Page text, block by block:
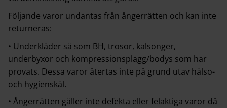
Följande varor undantas från ångerrätten och kan inte
returneras:
• Underkläder så som BH, trosor, kalsonger,
underbyxor och kompressionsplagg/bodys som har
provats. Dessa varor återtas inte på grund utav hälso-
och hygienskäl.
• Ångerrätten gäller inte defekta eller felaktiga varor då